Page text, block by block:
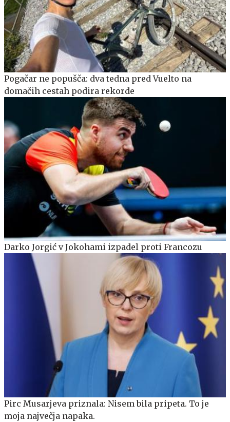
Pogačar ne popušča: dva tedna pred Vuelto na
domačih cestah podira rekorde
Darko Jorgić v Jokohami izpadel proti Francozu
Pirc Musarjeva priznala: Nisem bila pripeta. To je
moja največja napaka.